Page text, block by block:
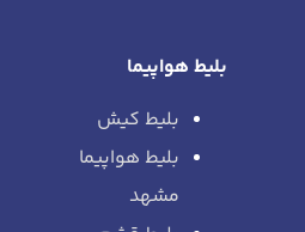
بلیط هواپیما
بلیط کیش
بلیط هواپیما
مشهد